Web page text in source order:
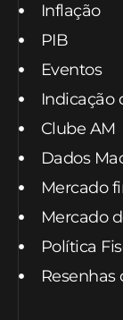
Inflação
PIB
Eventos
Indicação
Clube AM
Dados
Mercado
Mercado
Política